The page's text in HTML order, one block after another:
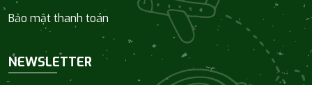
Bảo mật thanh toán
NEWSLETTER